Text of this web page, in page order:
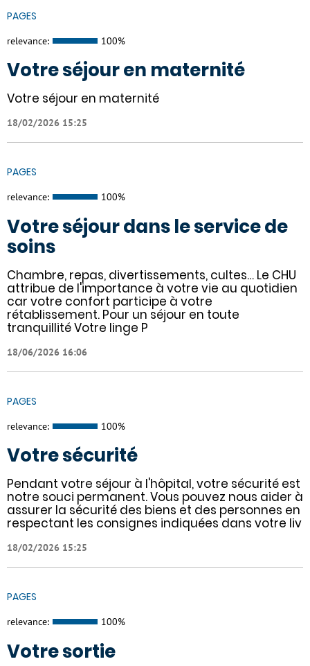
PAGES
relevance: 100%
Votre séjour en maternité
Votre séjour en maternité
18/02/2026 15:25
PAGES
relevance: 100%
Votre séjour dans le service de
soins
Chambre, repas, divertissements, cultes… Le CHU
attribue de l'importance à votre vie au quotidien
car votre confort participe à votre
rétablissement. Pour un séjour en toute
tranquillité Votre linge P
18/06/2026 16:06
PAGES
relevance: 100%
Votre sécurité
Pendant votre séjour à l'hôpital, votre sécurité est
notre souci permanent. Vous pouvez nous aider à
assurer la sécurité des biens et des personnes en
respectant les consignes indiquées dans votre liv
18/02/2026 15:25
PAGES
relevance: 100%
Votre sortie